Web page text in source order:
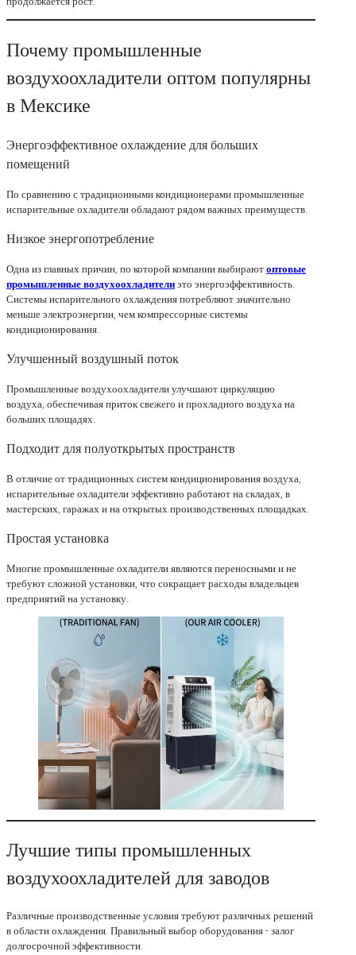
Почему промышленные
воздухоохладители оптом популярны
в Мексике
Энергоэффективное охлаждение для больших
помещений
По сравнению с традиционными кондиционерами промышленные
испарительные охладители обладают рядом важных преимуществ.
Низкое энергопотребление
Одна из главных причин, по которой компании выбираютоптовые
промышленные воздухоохладителиэто энергоэффективность.
Системы испарительного охлаждения потребляют значительно
меньше электроэнергии, чем компрессорные системы
кондиционирования.
Улучшенный воздушный поток
Промышленные воздухоохладители улучшают циркуляцию
воздуха, обеспечивая приток свежего и прохладного воздуха на
больших площадях.
Подходит для полуоткрытых пространств
В отличие от традиционных систем кондиционирования воздуха,
испарительные охладители эффективно работают на складах, в
мастерских, гаражах и на открытых производственных площадках.
Простая установка
Многие промышленные охладители являются переносными и не
требуют сложной установки, что сокращает расходы владельцев
предприятий на установку.
Лучшие типы промышленных
воздухоохладителей для заводов
Различные производственные условия требуют различных решений
в области охлаждения. Правильный выбор оборудования - залог
долгосрочной эффективности.